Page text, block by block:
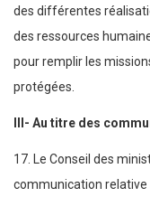
des différentes
des ressources
pour remplir les
protégées.
III- Au titre des
17. Le Conseil des
communication relative